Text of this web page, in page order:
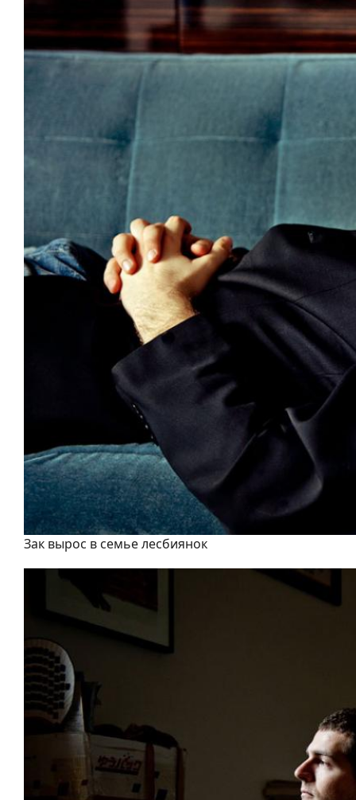
Зак вырос в семье лесбиянок